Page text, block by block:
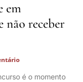
em
não receber
é o momento